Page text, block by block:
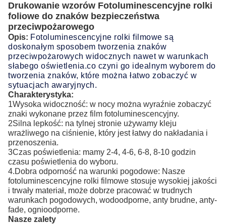
Drukowanie wzorów Fotoluminescencyjne rolki
foliowe do znaków bezpieczeństwa
przeciwpożarowego
Opis: Fotoluminescencyjne rolki filmowe są
doskonałym sposobem tworzenia znaków
przeciwpożarowych widocznych nawet w warunkach
słabego oświetlenia.co czyni go idealnym wyborem do
tworzenia znaków, które można łatwo zobaczyć w
sytuacjach awaryjnych.
Charakterystyka:
1Wysoka widoczność: w nocy można wyraźnie zobaczyć
znaki wykonane przez film fotoluminescencyjny.
2Silna lepkość: na tylnej stronie używamy kleju
wrażliwego na ciśnienie, który jest łatwy do nakładania i
przenoszenia.
3Czas poświetlenia: mamy 2-4, 4-6, 6-8, 8-10 godzin
czasu poświetlenia do wyboru.
4.Dobra odporność na warunki pogodowe: Nasze
fotoluminescencyjne rolki filmowe stosuje wysokiej jakości
i trwały materiał, może dobrze pracować w trudnych
warunkach pogodowych, wodoodporne, anty brudne, anty-
fade, ognioodporne.
Nasze zalety